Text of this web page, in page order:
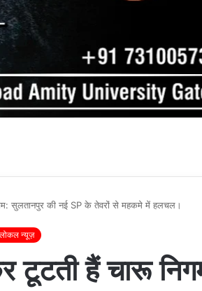
सुलतानपुर की नई SP के तेवरों से महकमे में हलचल।
लोकल न्यूज़
टूटती हैं चारू